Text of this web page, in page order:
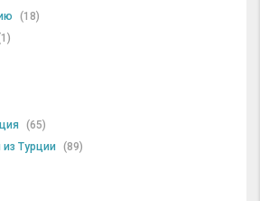
(18)
(65)
Турции
(89)